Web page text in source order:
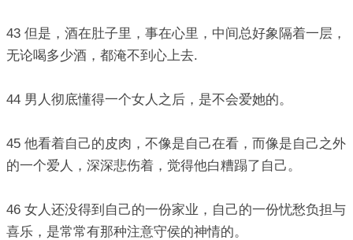
43 但是，酒在肚子里，事在心里，中间总好象隔着一层，
无论喝多少酒，都淹不到心上去.
44 男人彻底懂得一个女人之后，是不会爱她的。
45 他看着自己的皮肉，不像是自己在看，而像是自己之外
的一个爱人，深深悲伤着，觉得他白糟蹋了自己。
46 女人还没得到自己的一份家业，自己的一份忧愁负担与
喜乐，是常常有那种注意守侯的神情的。